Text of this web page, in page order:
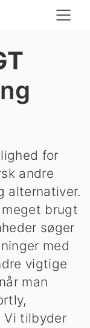
for
andre
alternativer.
brugt
søger
med
vigtige
man
Vi tilbyder